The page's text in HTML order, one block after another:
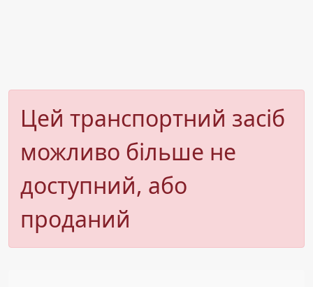
Цей транспортний засіб
можливо більше не
доступний, або
проданий